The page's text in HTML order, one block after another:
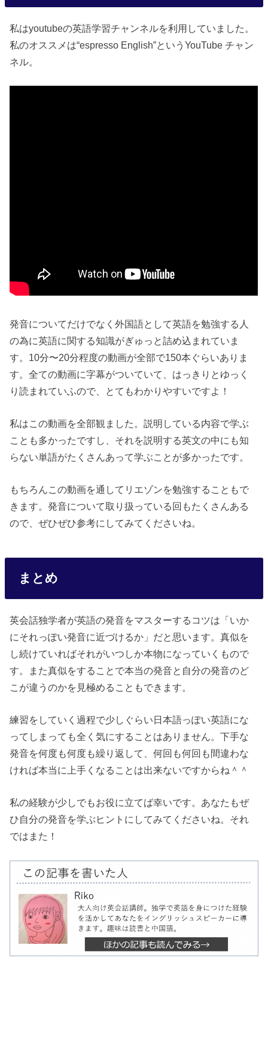
私はyoutubeの英語学習チャンネルを利用していました。
私のオススメは“espresso English”というYouTube チャン
ネル。
発音についてだけでなく外国語として英語を勉強する人
の為に英語に関する知識がぎゅっと詰め込まれていま
す。10分〜20分程度の動画が全部で150本ぐらいありま
す。全ての動画に字幕がついていて、はっきりとゆっく
り読まれていふので、とてもわかりやすいですよ！
私はこの動画を全部観ました。説明している内容で学ぶ
ことも多かったですし、それを説明する英文の中にも知
らない単語がたくさんあって学ぶことが多かったです。
もちろんこの動画を通してリエゾンを勉強することもで
きます。発音について取り扱っている回もたくさんある
ので、ぜひぜひ参考にしてみてくださいね。
まとめ
英会話独学者が英語の発音をマスターするコツは「いか
にそれっぽい発音に近づけるか」だと思います。真似を
し続けていればそれがいつしか本物になっていくもので
す。また真似をすることで本当の発音と自分の発音のど
こが違うのかを見極めることもできます。
練習をしていく過程で少しぐらい日本語っぽい英語にな
ってしまっても全く気にすることはありません。下手な
発音を何度も何度も繰り返して、何回も何回も間違わな
ければ本当に上手くなることは出来ないですからね＾＾
私の経験が少しでもお役に立てば幸いです。あなたもぜ
ひ自分の発音を学ぶヒントにしてみてくださいね。それ
ではまた！